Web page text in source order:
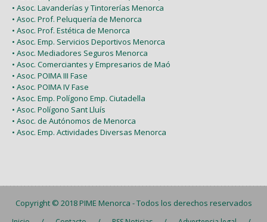
• Asoc. Lavanderías y Tintorerías Menorca
• Asoc. Prof. Peluquería de Menorca
• Asoc. Prof. Estética de Menorca
• Asoc. Emp. Servicios Deportivos Menorca
• Asoc. Mediadores Seguros Menorca
• Asoc. Comerciantes y Empresarios de Maó
• Asoc. POIMA III Fase
• Asoc. POIMA IV Fase
• Asoc. Emp. Polígono Emp. Ciutadella
• Asoc. Polígono Sant Lluís
• Asoc. de Autónomos de Menorca
• Asoc. Emp. Actividades Diversas Menorca
Copyright © 2018PIME Menorca - Todos los derechos reservados